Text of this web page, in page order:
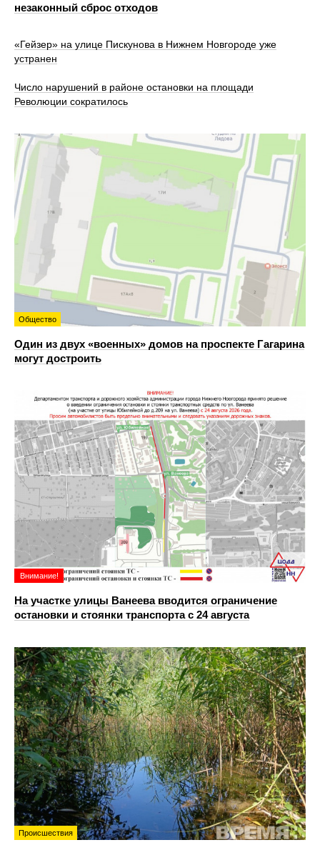
незаконный сброс отходов
«Гейзер» на улице Пискунова в Нижнем Новгороде уже
устранен
Число нарушений в районе остановки на площади
Революции сократилось
Общество
Один из двух «военных» домов на проспекте Гагарина
могут достроить
Внимание!
На участке улицы Ванеева вводится ограничение
остановки и стоянки транспорта с 24 августа
Происшествия